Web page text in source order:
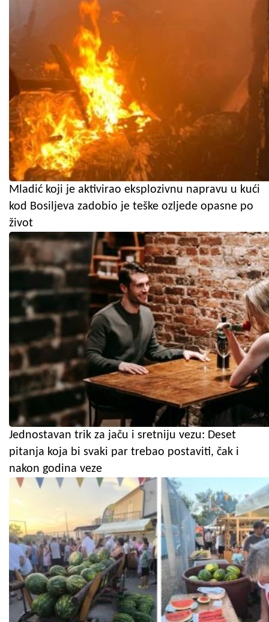
Mladić koji je aktivirao eksplozivnu napravu u kući
kod Bosiljeva zadobio je teške ozljede opasne po
život
Jednostavan trik za jaču i sretniju vezu: Deset
pitanja koja bi svaki par trebao postaviti, čak i
nakon godina veze